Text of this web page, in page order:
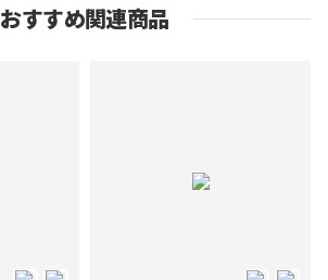
おすすめ関連商品